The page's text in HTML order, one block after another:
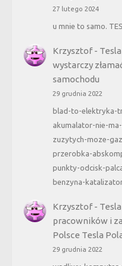
27 lutego 2024
u mnie to samo.
Krzysztof-
wystarczy
samochodu
29 grudnia 2022
blad-to-elektryka-
akumalator-nie-
zuzytych-moze-
przerobka-
punkty-odcisk-
benzyna-
Krzysztof-
pracowników i
Polsce Tesla
29 grudnia 2022